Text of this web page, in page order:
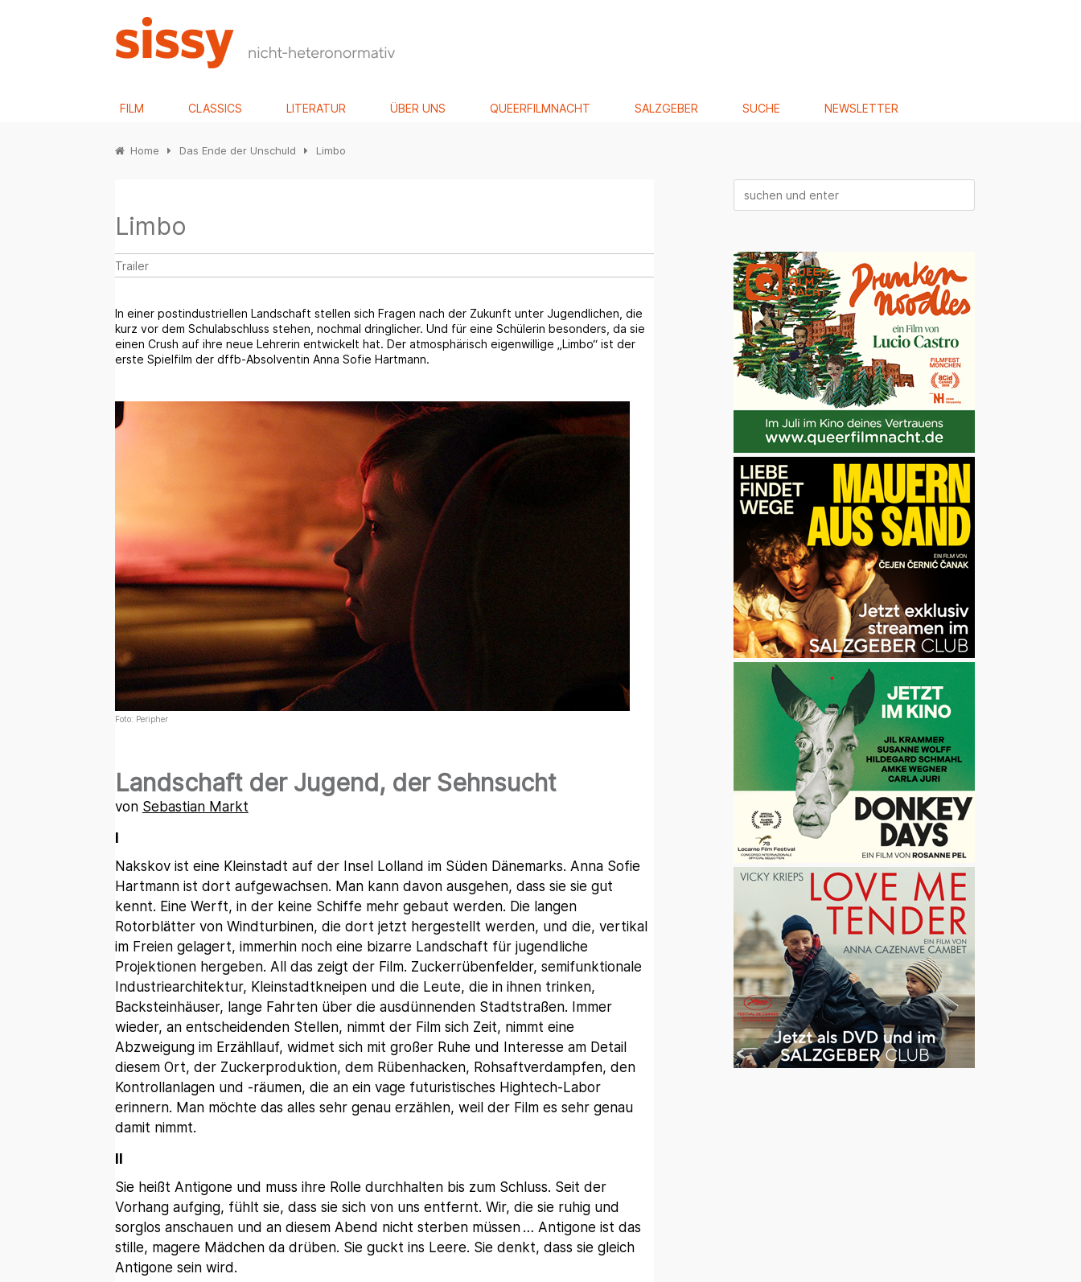
FILM CLASSICS LITERATUR ÜBER UNS QUEERFILMNACHT SALZGEBER SUCHE NEWSLETTER
Home Das Ende der Unschuld Limbo
Limbo
Trailer
In einer postindustriellen Landschaft stellen sich Fragen nach der Zukunft unter Jugendlichen, die
kurz vor dem Schulabschluss stehen, nochmal dringlicher. Und für eine Schülerin besonders, da sie
einen Crush auf ihre neue Lehrerin entwickelt hat. Der atmosphärisch eigenwillige „Limbo“ ist der
erste Spielfilm der dffb-Absolventin Anna Sofie Hartmann.
Foto: Peripher
Landschaft der Jugend, der Sehnsucht
von Sebastian Markt
I
Nakskov ist eine Kleinstadt auf der Insel Lolland im Süden Dänemarks. Anna Sofie
Hartmann ist dort aufgewachsen. Man kann davon ausgehen, dass sie sie gut
kennt. Eine Werft, in der keine Schiffe mehr gebaut werden. Die langen
Rotorblätter von Windturbinen, die dort jetzt hergestellt werden, und die, vertikal
im Freien gelagert, immerhin noch eine bizarre Landschaft für jugendliche
Projektionen hergeben. All das zeigt der Film. Zuckerrübenfelder, semifunktionale
Industriearchitektur, Kleinstadtkneipen und die Leute, die in ihnen trinken,
Backsteinhäuser, lange Fahrten über die ausdünnenden Stadtstraßen. Immer
wieder, an entscheidenden Stellen, nimmt der Film sich Zeit, nimmt eine
Abzweigung im Erzähllauf, widmet sich mit großer Ruhe und Interesse am Detail
diesem Ort, der Zuckerproduktion, dem Rübenhacken, Rohsaftverdampfen, den
Kontrollanlagen und -räumen, die an ein vage futuristisches Hightech-Labor
erinnern. Man möchte das alles sehr genau erzählen, weil der Film es sehr genau
damit nimmt.
II
Sie heißt Antigone und muss ihre Rolle durchhalten bis zum Schluss. Seit der
Vorhang aufging, fühlt sie, dass sie sich von uns entfernt. Wir, die sie ruhig und
sorglos anschauen und an diesem Abend nicht sterben müssen … Antigone ist das
stille, magere Mädchen da drüben. Sie guckt ins Leere. Sie denkt, dass sie gleich
Antigone sein wird.